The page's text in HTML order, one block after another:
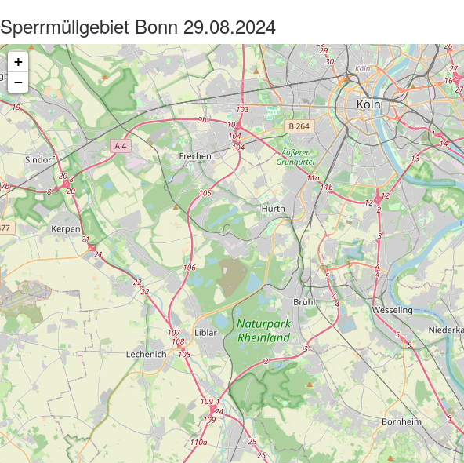
Sperrmüllgebiet Bonn 29.08.2024
+
−